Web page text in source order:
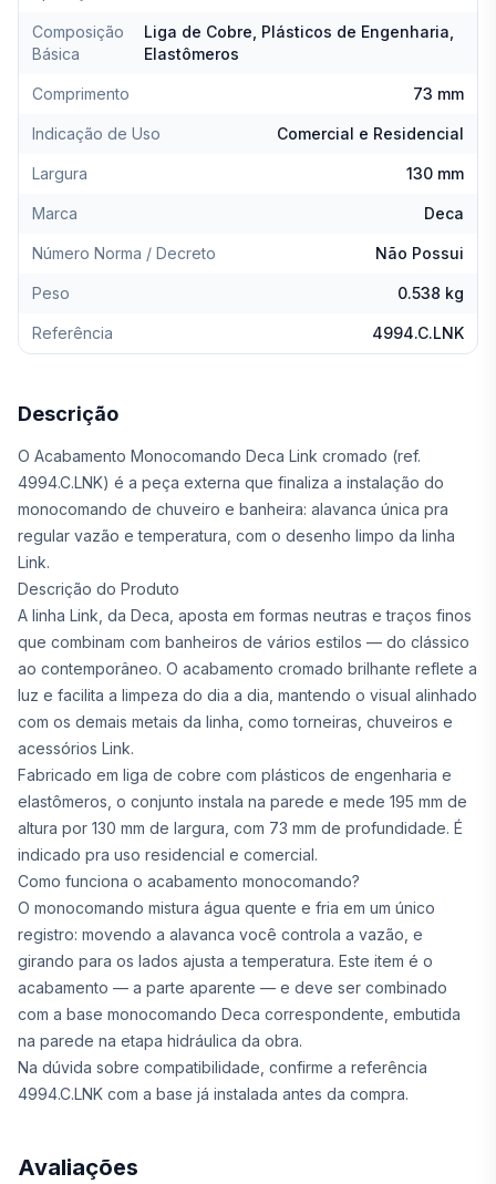
Composição
Básica
Liga de Cobre, Plásticos de Engenharia,
Elastômeros
Comprimento 73 mm
Indicação de Uso Comercial e Residencial
Largura 130 mm
Marca Deca
Número Norma / Decreto Não Possui
Peso 0.538 kg
Referência 4994.C.LNK
Descrição
O Acabamento Monocomando Deca Link cromado (ref.
4994.C.LNK) é a peça externa que finaliza a instalação do
monocomando de chuveiro e banheira: alavanca única pra
regular vazão e temperatura, com o desenho limpo da linha
Link.
Descrição do Produto
A linha Link, da Deca, aposta em formas neutras e traços finos
que combinam com banheiros de vários estilos — do clássico
ao contemporâneo. O acabamento cromado brilhante reflete a
luz e facilita a limpeza do dia a dia, mantendo o visual alinhado
com os demais metais da linha, como torneiras, chuveiros e
acessórios Link.
Fabricado em liga de cobre com plásticos de engenharia e
elastômeros, o conjunto instala na parede e mede 195 mm de
altura por 130 mm de largura, com 73 mm de profundidade. É
indicado pra uso residencial e comercial.
Como funciona o acabamento monocomando?
O monocomando mistura água quente e fria em um único
registro: movendo a alavanca você controla a vazão, e
girando para os lados ajusta a temperatura. Este item é o
acabamento — a parte aparente — e deve ser combinado
com a base monocomando Deca correspondente, embutida
na parede na etapa hidráulica da obra.
Na dúvida sobre compatibilidade, confirme a referência
4994.C.LNK com a base já instalada antes da compra.
Avaliações